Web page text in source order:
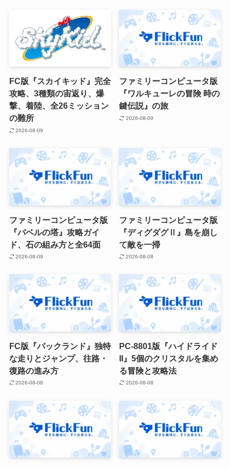
FC版『スカイキッド』完全
攻略、3種類の宙返り、爆
撃、着陸、全26ミッション
の難所
2026-08-09
ファミリーコンピュータ版
『ワルキューレの冒険 時の
鍵伝説』の旅
2026-08-09
ファミリーコンピュータ版
『バベルの塔』攻略ガイ
ド、石の組み方と全64面
2026-08-09
ファミリーコンピュータ版
『ディグダグⅡ』島を崩し
て敵を一掃
2026-08-08
FC版『パックランド』独特
な走りとジャンプ、往路・
復路の進み方
2026-08-08
PC-8801版『ハイドライド
II』5個のクリスタルを集め
る冒険と攻略法
2026-08-08